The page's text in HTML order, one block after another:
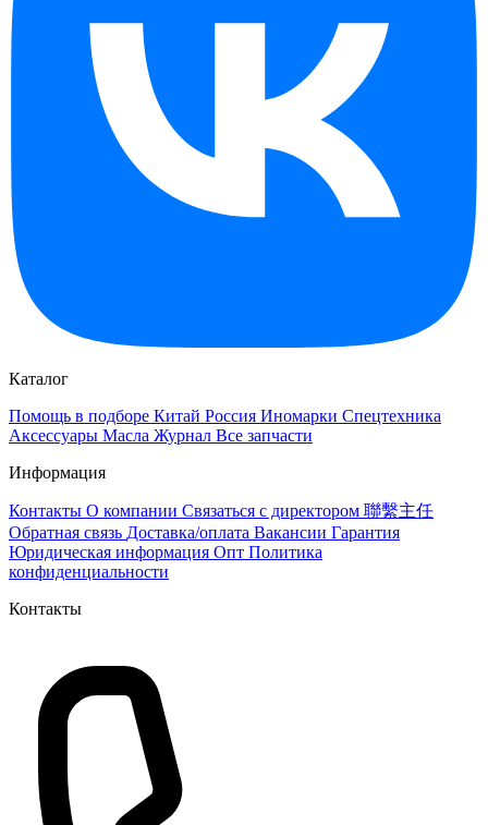
Каталог
Помощь в подборе Китай Россия Иномарки Спецтехника
Аксессуары Масла Журнал Все запчасти
Информация
Контакты О компании Связаться с директором 聯繫主任
Обратная связь Доставка/оплата Вакансии Гарантия
Юридическая информация Опт Политика
конфиденциальности
Контакты